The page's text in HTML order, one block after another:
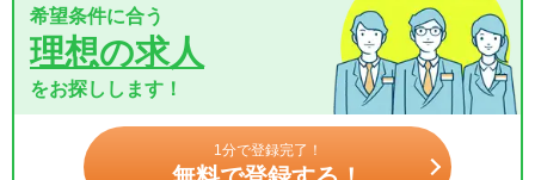
希望条件に合う
理想の求人
をお探しします！
1分で登録完了！